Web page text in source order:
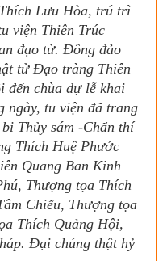
Lưu Hòa, trú trì
viện Thiên Trúc
đạo từ. Đông đảo
tử Đạo tràng Thiên
đến chùa dự lễ khai
ngày, tu viện đã trang
Thủy sám -Chẩn thí
Thích Huệ Phước
Quang Ban Kinh
Thượng tọa Thích
Chiếu, Thượng tọa
Thích Quảng Hội,
Đại chúng thật hỷ